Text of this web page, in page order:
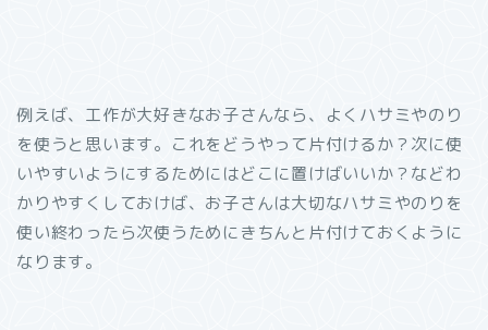
例えば、工作が大好きなお子さんなら、よくハサミやのり
を使うと思います。これをどうやって片付けるか？次に使
いやすいようにするためにはどこに置けばいいか？などわ
かりやすくしておけば、お子さんは大切なハサミやのりを
使い終わったら次使うためにきちんと片付けておくように
なります。